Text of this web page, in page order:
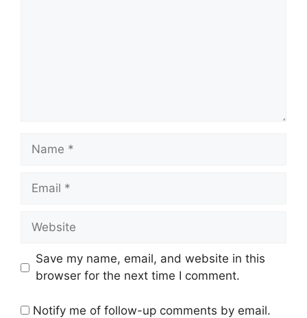
Name
Email
Website
Save my name, email, and website in this
browser for the next time I comment.
Notify me of follow-up comments by email.